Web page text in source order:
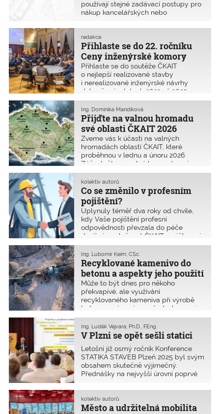
výztuže – schématům výztuže
a k podrobným výkresům výztuže.
prostředí staveb.
spotřebního zboží
používají stejné zadávací postupy pro
nákup kancelářských nebo
zpracovatele projektové dokumentace
či dodavatele stavby, je něco hodně
špatně. Stavební dílo je originální
spojení mnoha stavebních výrobků,
které vznikne jako jedinečný výsledek
inženýrského umu a znalostí.
Přihlaste se do 22. ročníku
Ceny inženýrské komory
redakce
Přihlaste se do soutěže ČKAIT
o nejlepší realizované stavby
i nerealizované inženýrské návrhy
dokončené v letech 2023 až 2025.
Cílem je přispět k propagaci
a ocenění náročné práce
autorizovaných osob z řad inženýrů,
techniků a stavitelů při přípravě,
navrhování a realizaci staveb.
Přijďte na valnou hromadu
své oblasti ČKAIT 2026
Ing. Dominika Mandíková
Zveme vás k účasti na valných
hromadách oblastí ČKAIT, které
proběhnou v lednu a únoru 2026.
Zúčastněte se valné hromady své
oblasti a ovlivněte její směřování! A
pokud váháte, podívejte se na video,
proč byste měli na valnou hromadu
přijít! Pokud chcete kandidovat do
orgánů ČKAIT, níže najdete potřebné
informace.
Co se změnilo v profesním
pojištění?
kolektiv autorů
Uplynuly téměř dva roky od chvíle,
kdy Vaše pojištění profesní
odpovědnosti převzala do péče
dceřiná společnost ČKAIT, pojišťovací
makléř PM ČKAIT, s.r.o. Přes řadu
úskalí se společnosti podařilo zdolat
náročné období, kterému je v tržním
prostředí vystaven každý začínající
ekonomický subjekt. Dnes se chod
společnosti pozvolna stabilizuje
a nové cíle směřují k získání pozice
stálého a spolehlivého partnera pro
palety dalších služeb (nejen) pro
členy ČKAIT. Je důležité mít co
nabídnout, ještě důležitější mít s čím
to srovnávat.
Recyklované kamenivo do
betonu a aspekty jeho použití
Ing. Lubomír Keim, CSc.
Může to být dnes pro někoho
překvapivé, ale využívání
recyklovaného kameniva při výrobě
betonu není novým požadavkem ani
důsledkem současného prosazování
principů oběhového hospodářství ve
stavebnictví. Požadavky na
recyklované kamenivo se datují již do
roku 2008, kdy byla vydána změna A1
k normě ČSN EN 12620:2002 –
Kamenivo do betonu.
V Plzni se opět sešli statici
Ing. Luděk Vejvara, Ph.D., FEng.
Letošní již osmý ročník Konference
STATIKA STAVEB Plzeň 2025 byl svým
obsahem skutečně výjimečný.
Přednášky na nejvyšší úrovni poprvé
pokryly všechny základní obory
navrhování nosných konstrukcí, a to
včetně dřevostaveb. Diskutovaly se
také praktické zkušenosti statiků
Město a udržitelná mobilita
kolektiv autorů